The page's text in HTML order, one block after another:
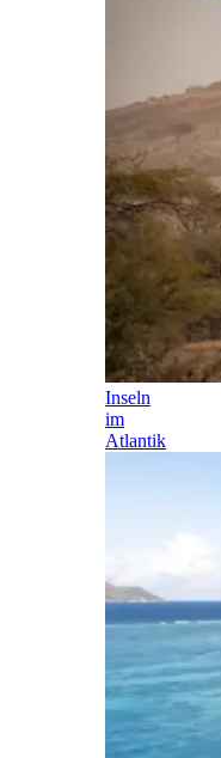
Inseln
im
Atlantik